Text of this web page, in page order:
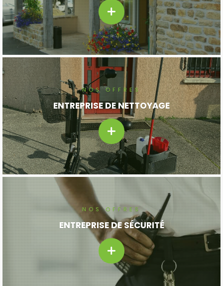
NOS OFFRES
ENTREPRISE DE NETTOYAGE
NOS OFFRES
ENTREPRISE DE SÉCURITÉ